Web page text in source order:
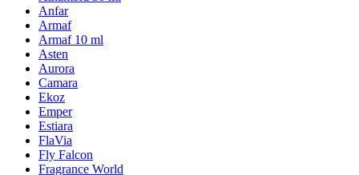
Anfar
Armaf
Armaf 10 ml
Asten
Aurora
Camara
Ekoz
Emper
Estiara
FlaVia
Fly Falcon
Fragrance World